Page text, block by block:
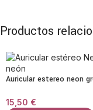
Productos
Auricular estereo neon
15,50 €